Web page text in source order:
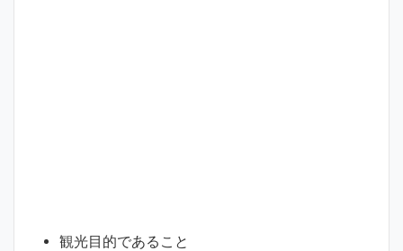
観光目的であること